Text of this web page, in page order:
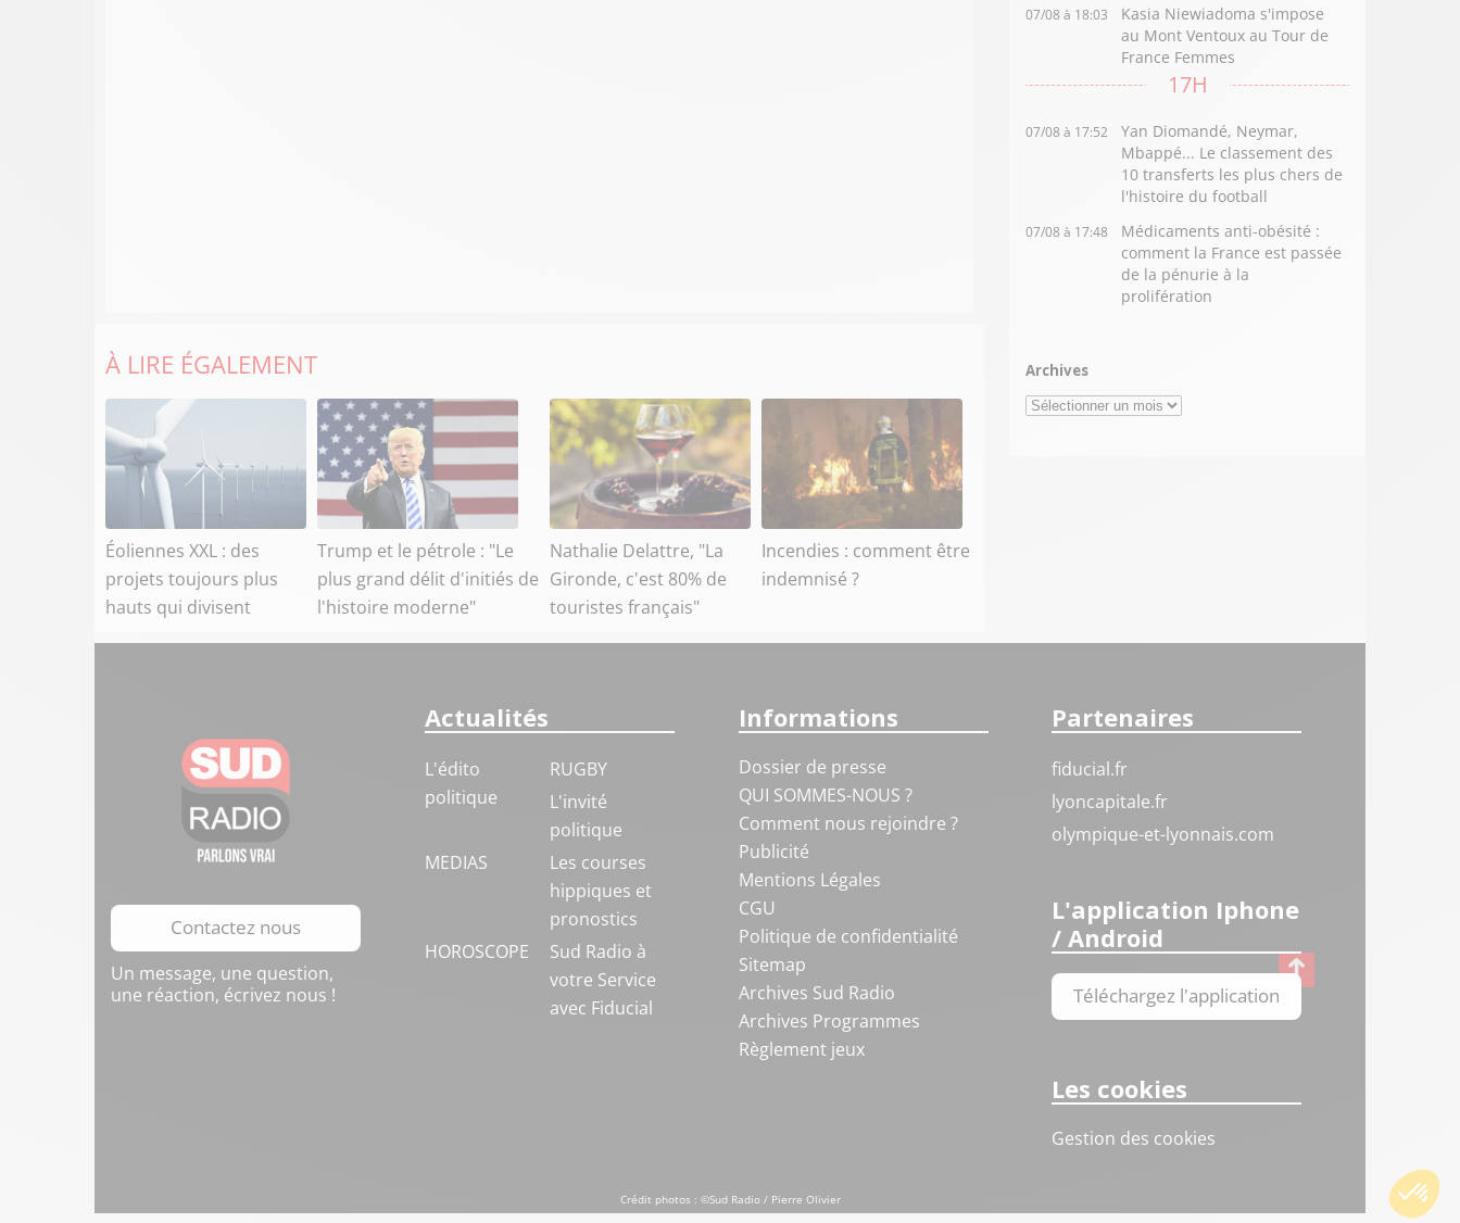
À LIRE ÉGALEMENT
Éoliennes XXL : des
projets toujours plus
hauts qui divisent
Trump et le pétrole : "Le
plus grand délit d'initiés de
l'histoire moderne"
Nathalie Delattre, "La
Gironde, c'est 80% de
touristes français"
Incendies : comment être
indemnisé ?
07/08 à 18:03
Kasia Niewiadoma s'impose
au Mont Ventoux au Tour de
France Femmes
17H
07/08 à 17:52
Yan Diomandé, Neymar,
Mbappé... Le classement des
10 transferts les plus chers de
l'histoire du football
07/08 à 17:48
Médicaments anti-obésité :
comment la France est passée
de la pénurie à la
prolifération
Archives
Archives
Contactez nous
Un message, une question,
une réaction, écrivez nous !
Actualités
L'édito
politique
RUGBY
L'invité
politique
MEDIAS
Les courses
hippiques et
pronostics
HOROSCOPE
Sud Radio à
votre Service
avec Fiducial
Informations
Dossier de presse
QUI SOMMES-NOUS ?
Comment nous rejoindre ?
Publicité
Mentions Légales
CGU
Politique de confidentialité
Sitemap
Archives Sud Radio
Archives Programmes
Règlement jeux
Partenaires
fiducial.fr
lyoncapitale.fr
olympique-et-lyonnais.com
L'application Iphone
/ Android
Téléchargez l'application
Les cookies
Gestion des cookies
Crédit photos : ©Sud Radio / Pierre Olivier